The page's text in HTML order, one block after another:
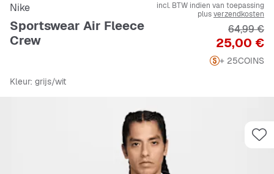
Nike
Sportswear Air Fleece
Crew
incl. BTW indien van toepassing
plusverzendkosten
Prijs
25,00 €
Originele
64,99 €
+ 25COINS
Kleur: grijs/wit